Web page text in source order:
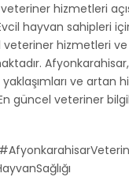
hizmetleri
hayvan sahipleri
veteriner hizmetleri
Afyonkarahisar,
ve artan
güncel veteriner